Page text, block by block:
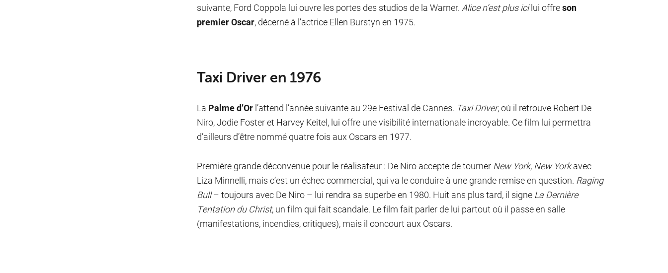
suivante, Ford Coppola lui ouvre les portes des studios de la Warner. Alice n’est plus icilui offreson
premier Oscar, décerné à l’actrice Ellen Burstyn en 1975.
Taxi Driver en 1976
La Palme d’Or l’attend l’année suivante au 29e Festival de Cannes. Taxi Driver, où il retrouve Robert De
Niro, Jodie Foster et Harvey Keitel, lui offre une visibilité internationale incroyable. Ce film lui permettra
d’ailleurs d’être nommé quatre fois aux Oscars en 1977.
Première grande déconvenue pour le réalisateur : De Niro accepte de tourner New York, New Yorkavec
Liza Minnelli, mais c’est un échec commercial, qui va le conduire à une grande remise en question. Raging
Bull– toujours avec De Niro – lui rendra sa superbe en 1980. Huit ans plus tard, il signe La Dernière
Tentation du Christ, un film qui fait scandale. Le film fait parler de lui partout où il passe en salle
(manifestations, incendies, critiques), mais il concourt aux Oscars.